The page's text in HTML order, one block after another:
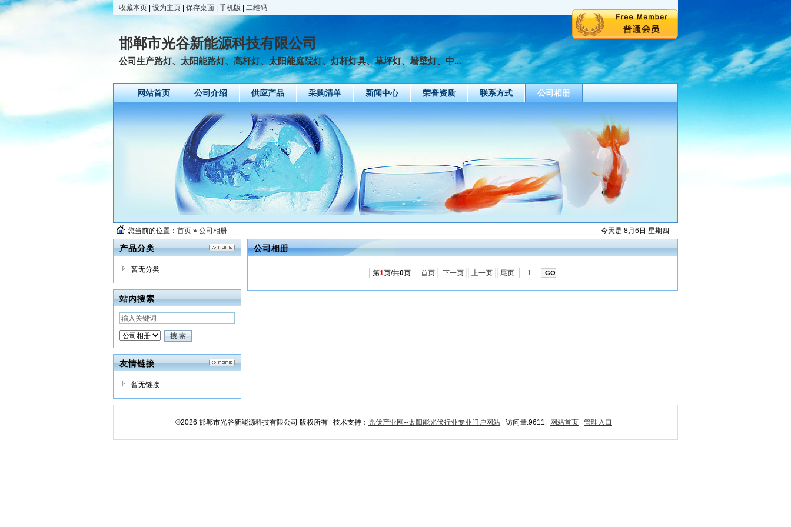
收藏本页 设为主页 保存桌面 手机版 二维码
邯郸市光谷新能源科技有限公司
公司生产路灯、太阳能路灯、高杆灯、太阳能庭院灯、灯杆灯具、草坪灯、墙壁灯、中...
网站首页 公司介绍 供应产品 采购清单 新闻中心 荣誉资质 联系方式 公司相册
今天是 8月6日 星期四
您当前的位置： 首页 » 公司相册
产品分类
暂无分类
站内搜索
友情链接
暂无链接
公司相册
第1页/共0页 首页 下一页 上一页 尾页
©2026 邯郸市光谷新能源科技有限公司 版权所有 技术支持： 光伏产业网--太阳能光伏行业专业门户网站 访问量:9611 网站首页 管理入口